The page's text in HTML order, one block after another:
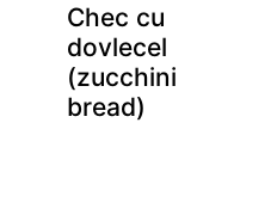
Chec cu
dovlecel
(zucchini
bread)